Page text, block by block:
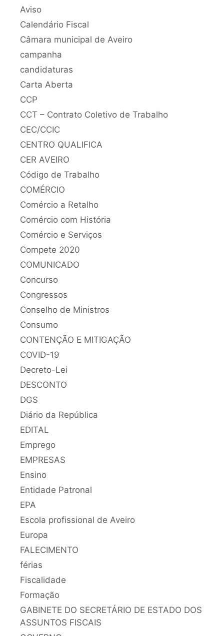
Aviso
Calendário Fiscal
Câmara municipal de Aveiro
campanha
candidaturas
Carta Aberta
CCP
CCT – Contrato Coletivo de Trabalho
CEC/CCIC
CENTRO QUALIFICA
CER AVEIRO
Código de Trabalho
COMÉRCIO
Comércio a Retalho
Comércio com História
Comércio e Serviços
Compete 2020
COMUNICADO
Concurso
Congressos
Conselho de Ministros
Consumo
CONTENÇÃO E MITIGAÇÃO
COVID-19
Decreto-Lei
DESCONTO
DGS
Diário da República
EDITAL
Emprego
EMPRESAS
Ensino
Entidade Patronal
EPA
Escola profissional de Aveiro
Europa
FALECIMENTO
férias
Fiscalidade
Formação
GABINETE DO SECRETÁRIO DE ESTADO DOS
ASSUNTOS FISCAIS